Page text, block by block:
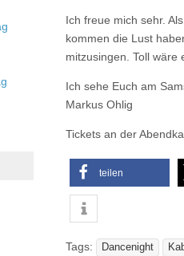
Ich freue mich sehr.
kommen die Lust
mitzusingen. Toll wäre
Ich sehe Euch am
Markus Ohlig
Tickets an der
teilen
Tags: Dancenight